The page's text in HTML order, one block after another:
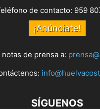
de contacto: 959
¡Anúnciate!
de prensa a:
SÍGUENOS